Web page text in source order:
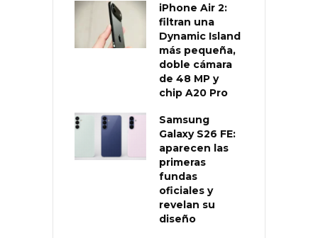
iPhone Air 2:
filtran una
Dynamic Island
más pequeña,
doble cámara
de 48 MP y
chip A20 Pro
Samsung
Galaxy S26 FE:
aparecen las
primeras
fundas
oficiales y
revelan su
diseño